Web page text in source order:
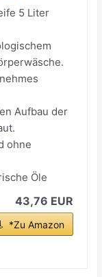
5 Liter
Aufbau der
ohne
Öle
43,76 EUR
*Zu Amazon